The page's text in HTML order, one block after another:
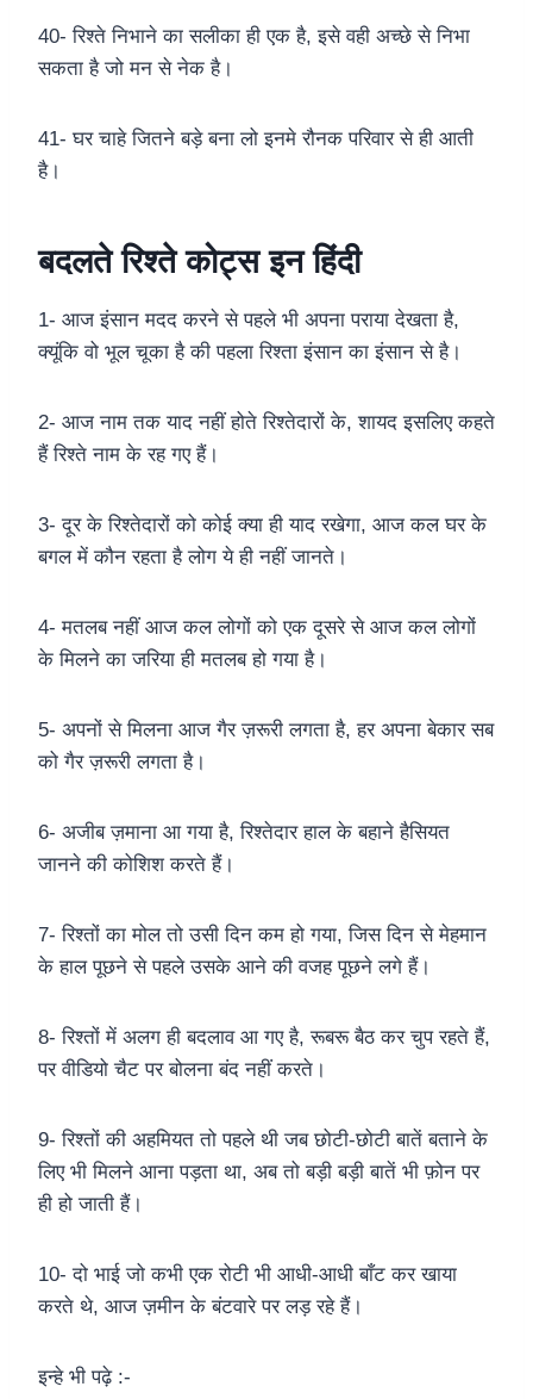
40- रिश्ते निभाने का सलीका ही एक है, इसे वही अच्छे से निभा
सकता है जो मन से नेक है।
41- घर चाहे जितने बड़े बना लो इनमे रौनक परिवार से ही आती
है।
बदलते रिश्ते कोट्स इन हिंदी
1- आज इंसान मदद करने से पहले भी अपना पराया देखता है,
क्यूंकि वो भूल चूका है की पहला रिश्ता इंसान का इंसान से है।
2- आज नाम तक याद नहीं होते रिश्तेदारों के, शायद इसलिए कहते
हैं रिश्ते नाम के रह गए हैं।
3- दूर के रिश्तेदारों को कोई क्या ही याद रखेगा, आज कल घर के
बगल में कौन रहता है लोग ये ही नहीं जानते।
4- मतलब नहीं आज कल लोगों को एक दूसरे से आज कल लोगों
के मिलने का जरिया ही मतलब हो गया है।
5- अपनों से मिलना आज गैर ज़रूरी लगता है, हर अपना बेकार सब
को गैर ज़रूरी लगता है।
6- अजीब ज़माना आ गया है, रिश्तेदार हाल के बहाने हैसियत
जानने की कोशिश करते हैं।
7- रिश्तों का मोल तो उसी दिन कम हो गया, जिस दिन से मेहमान
के हाल पूछने से पहले उसके आने की वजह पूछने लगे हैं।
8- रिश्तों में अलग ही बदलाव आ गए है, रूबरू बैठ कर चुप रहते हैं,
पर वीडियो चैट पर बोलना बंद नहीं करते।
9- रिश्तों की अहमियत तो पहले थी जब छोटी-छोटी बातें बताने के
लिए भी मिलने आना पड़ता था, अब तो बड़ी बड़ी बातें भी फ़ोन पर
ही हो जाती हैं।
10- दो भाई जो कभी एक रोटी भी आधी-आधी बाँट कर खाया
करते थे, आज ज़मीन के बंटवारे पर लड़ रहे हैं।
इन्हे भी पढ़े :-